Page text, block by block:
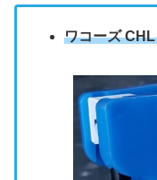
ワコーズ